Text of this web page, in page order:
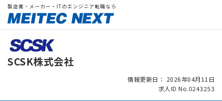
製造業・メーカー・ITのエンジニア転職なら
SCSK株式会社
情報更新日： 2026年04月11日
求人ID No.0243253